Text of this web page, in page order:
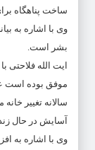
ساخت پناهگاه
وی با اشاره به
بشر است.
ایت الله فلاحتی
موفق بوده است
سالانه تغییر
آسایش در حال
وی با اشاره به